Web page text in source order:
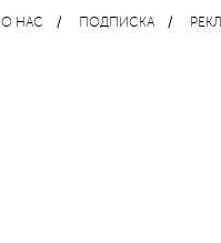
О НАС ПОДПИСКА